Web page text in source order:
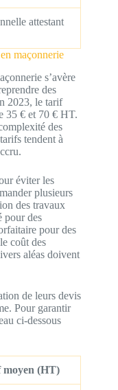
attestant
maçonnerie
s’avère
des
2023, le tarif
35 € et 70 € HT.
des
tendent à
éviter les
plusieurs
des travaux
pour des
pour des
coût des
aléas doivent
de leurs devis
Pour garantir
ci-dessous
(HT)